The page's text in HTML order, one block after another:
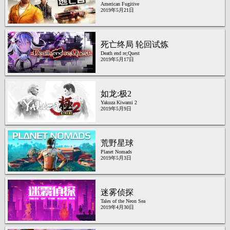
American Fugitive
2019年5月21日
死亡终局 轮回试炼
Death end re;Quest
2019年5月17日
如龙:极2
Yakuza Kiwami 2
2019年5月9日
荒野星球
Planet Nomads
2019年5月3日
迷雾侦探
Tales of the Neon Sea
2019年4月30日